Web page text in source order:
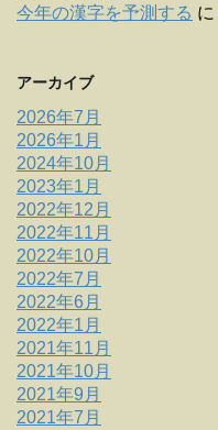
今年の漢字を予測する に
アーカイブ
2026年7月
2026年1月
2024年10月
2023年1月
2022年12月
2022年11月
2022年10月
2022年7月
2022年6月
2022年1月
2021年11月
2021年10月
2021年9月
2021年7月